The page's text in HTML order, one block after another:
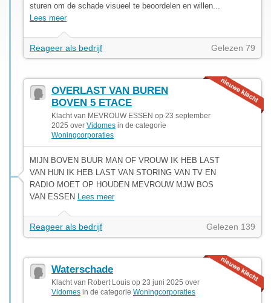
sturen om de schade visueel te beoordelen en willen...
Lees meer
Reageer als bedrijf Gelezen 79
OVERLAST VAN BUREN
BOVEN 5 ETACE
Klacht van MEVROUW ESSEN op 23 september
2025 over Vidomes in de categorie
Woningcorporaties
MIJN BOVEN BUUR MAN OF VROUW IK HEB LAST
VAN HUN IK HEB LAST VAN STORING VAN TV EN
RADIO MOET OP HOUDEN MEVROUW MJW BOS
VAN ESSEN Lees meer
Reageer als bedrijf Gelezen 139
Waterschade
Klacht van Robert Louis op 23 juni 2025 over
Vidomes in de categorie Woningcorporaties